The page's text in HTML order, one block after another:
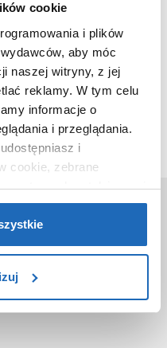
cookie
i plików
aby móc
naszej witryny, z jej
reklamy. W tym celu
informacje o
i przeglądania.
i
cookie, zebrane
a także nasi
włącz „Tylko
jednak, że
mogą mieć wpływ na
temat plików plików
cookie”.
w naszej ofercie.